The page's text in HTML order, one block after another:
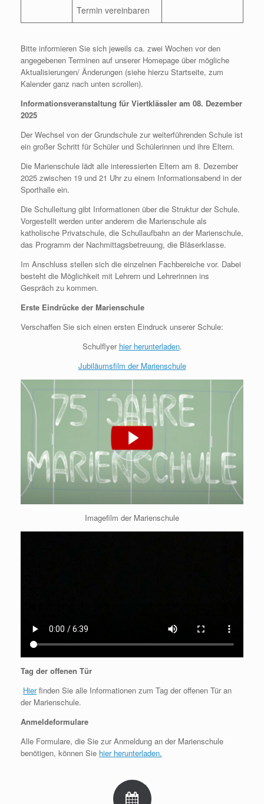
Termin vereinbaren
Bitte informieren Sie sich jeweils ca. zwei Wochen vor den
angegebenen Terminen auf unserer Homepage über mögliche
Aktualisierungen/ Änderungen (siehe hierzu Startseite, zum
Kalender ganz nach unten scrollen).
Informationsveranstaltung für Viertklässler am 08. Dezember
2025
Der Wechsel von der Grundschule zur weiterführenden Schule ist
ein großer Schritt für Schüler und Schülerinnen und ihre Eltern.
Die Marienschule lädt alle interessierten Eltern am 8. Dezember
2025 zwischen 19 und 21 Uhr zu einem Informationsabend in der
Sporthalle ein.
Die Schulleitung gibt Informationen über die Struktur der Schule.
Vorgestellt werden unter anderem die Marienschule als
katholische Privatschule, die Schullaufbahn an der Marienschule,
das Programm der Nachmittagsbetreuung, die Bläserklasse.
Im Anschluss stellen sich die einzelnen Fachbereiche vor. Dabei
besteht die Möglichkeit mit Lehrern und Lehrerinnen ins
Gespräch zu kommen.
Erste Eindrücke der Marienschule
Verschaffen Sie sich einen ersten Eindruck unserer Schule:
Schulflyer hier herunterladen.
Jubiläumsfilm der Marienschule
Imagefilm der Marienschule
Tag der offenen Tür
Hierfinden Sie alle Informationen zum Tag der offenen Tür an
der Marienschule.
Anmeldeformulare
Alle Formulare, die Sie zur Anmeldung an der Marienschule
benötigen, können Sie hier herunterladen.